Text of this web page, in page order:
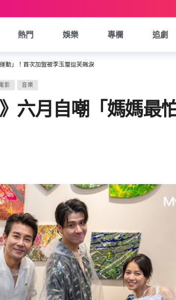
熱門 娛樂 專欄 追劇
動」！首次加盟被李玉璽逗笑飆淚
影 音樂
六月自嘲「媽媽最